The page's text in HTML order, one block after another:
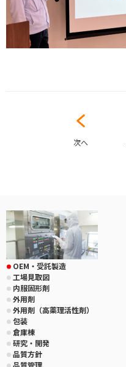
次へ
OEM・受託製造
工場見取図
内服固形剤
外用剤
外用剤（高薬理活性剤）
包装
倉庫棟
研究・開発
品質方針
品質管理